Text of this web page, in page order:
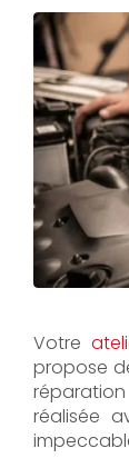
Votre
propose
réalisée